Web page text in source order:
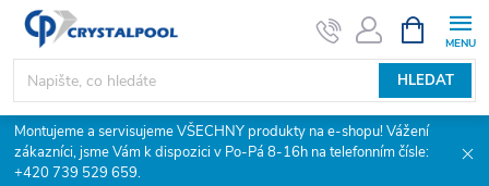
Přejít
obsah
HLEDAT
NÁKUPNÍ
KOŠÍK
Montujeme a servisujeme VŠECHNY produkty na e-shopu! Vážení
zákazníci, jsme Vám k dispozici v Po-Pá 8-16h na telefonním čísle:
+420 739 529 659.